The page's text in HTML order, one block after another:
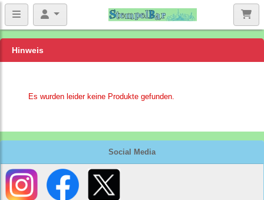
Social Media
Hinweis
Es wurden leider keine Produkte gefunden.